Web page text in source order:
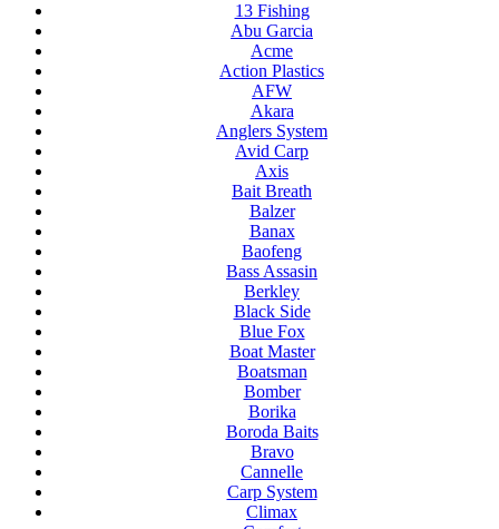
13 Fishing
Abu Garcia
Acme
Action Plastics
AFW
Akara
Anglers System
Avid Carp
Axis
Bait Breath
Balzer
Banax
Baofeng
Bass Assasin
Berkley
Black Side
Blue Fox
Boat Master
Boatsman
Bomber
Borika
Boroda Baits
Bravo
Cannelle
Carp System
Climax